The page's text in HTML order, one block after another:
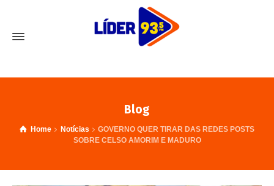
Blog
Home Notícias
GOVERNO QUER TIRAR DAS REDES POSTS
SOBRE CELSO AMORIM E MADURO